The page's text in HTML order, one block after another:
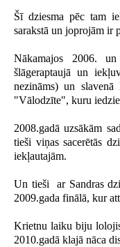
Šī dziesma pēc tam
sarakstā un joprojām ir
Nākamajos 2006.
šlāgeraptaujā un
nezināms) un slavenā
"Vālodzīte", kuru
2008.gadā uzsākām
tieši viņas sacerētās
iekļautajām.
Un tieši ar Sandras
2009.gada finālā, kur
Krietnu laiku biju
2010.gadā klajā nāca